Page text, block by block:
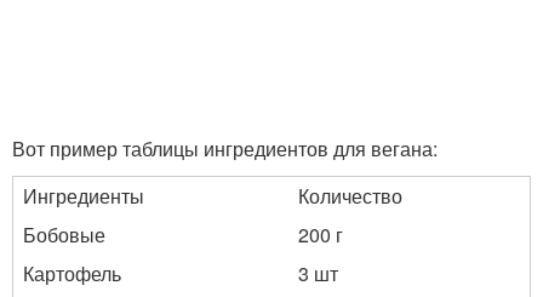
Вот пример таблицы ингредиентов для вегана:
Ингредиенты
Количество
Бобовые
200 г
Картофель
3 шт